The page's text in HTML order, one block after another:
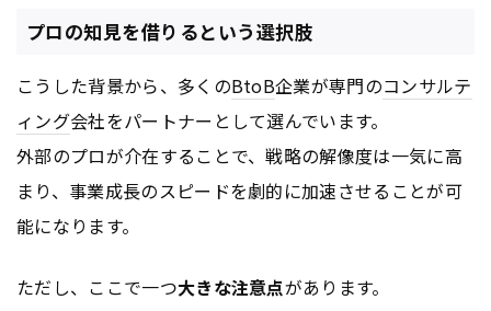
プロの知見を借りるという選択肢
こうした背景から、多くのBtoB企業が専門のコンサルテ
ィング会社をパートナーとして選んでいます。
外部のプロが介在することで、戦略の解像度は一気に高
まり、事業成長のスピードを劇的に加速させることが可
能になります。
ただし、ここで一つ大きな注意点があります。